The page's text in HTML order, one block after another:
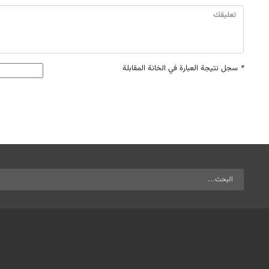
* سجل نتيجة العبارة في الخانة المقابلة